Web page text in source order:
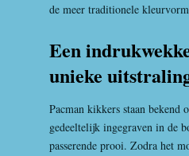
de meer traditionele
Een
unieke
Pacman kikkers staan bekend
gedeeltelijk ingegraven in de
passerende prooi. Zodra het